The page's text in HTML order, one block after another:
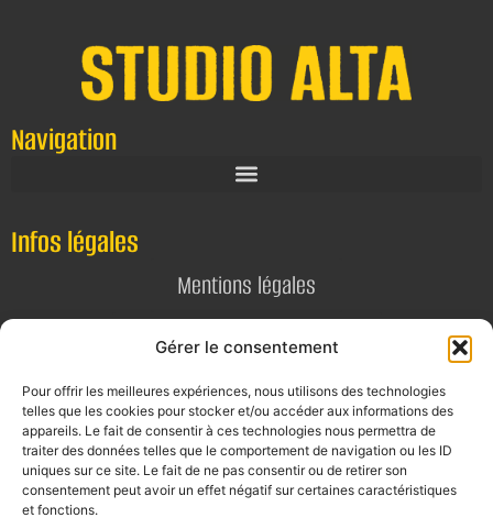
Gérer le consentement
Pour offrir les meilleures expériences, nous utilisons des technologies
telles que les cookies pour stocker et/ou accéder aux informations des
appareils. Le fait de consentir à ces technologies nous permettra de
traiter des données telles que le comportement de navigation ou les ID
uniques sur ce site. Le fait de ne pas consentir ou de retirer son
consentement peut avoir un effet négatif sur certaines caractéristiques
et fonctions.
Navigation
Infos légales
Mentions légales
Politique de confidentialité
Contact
E-mail
contact@alta-studio.fr